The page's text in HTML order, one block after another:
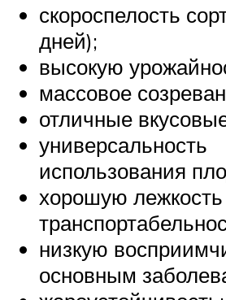
скороспелость
дней);
высокую
массовое
отличные
универсальность
использования
хорошую
низкую
основным